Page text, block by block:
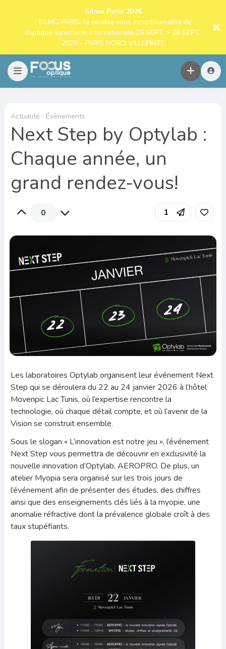
Silmo Paris 2026
: SILMO PARIS, le rendez-vous incontournable de
l’optique-lunetterie internationale 25 SEPT. > 28 SEPT.
2026 - PARIS NORD VILLEPINTE
Actualité Évènements
Next Step by Optylab :
Chaque année, un
grand rendez-vous!
0 1
Les laboratoires Optylab organisent leur événement Next
Step qui se déroulera du 22 au 24 janvier 2026 à l’hôtel
Movenpic Lac Tunis, où l’expertise rencontre la
technologie, où chaque détail compte, et où l’avenir de la
Vision se construit ensemble.
Sous le slogan « L’innovation est notre jeu », l’événement
Next Step vous permettra de découvrir en exclusivité la
nouvelle innovation d’Optylab, AEROPRO. De plus, un
atelier Myopia sera organisé sur les trois jours de
l’événement afin de présenter des études, des chiffres
ainsi que des enseignements clés liés à la myopie, une
anomalie réfractive dont la prévalence globale croît à des
taux stupéfiants.